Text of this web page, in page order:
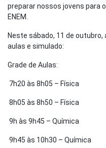
preparar nossos jovens para
ENEM.
Neste sábado, 11 de
aulas e simulado:
Grade de Aulas:
7h20 às 8h05 – Física
8h05 às 8h50 – Física
9h às 9h45 – Química
9h45 às 10h30 – Química